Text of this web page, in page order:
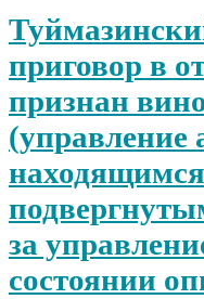
приговор в
признан
(управление
за
состоянии